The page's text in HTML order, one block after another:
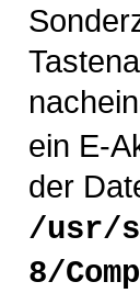
ein E-
der
/usr/
8/